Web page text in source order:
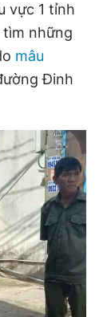
cáo
vực 1 tỉnh
những
mâu
Đinh